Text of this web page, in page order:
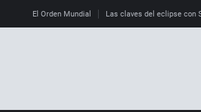
El Orden Mundial Las claves del eclipse con